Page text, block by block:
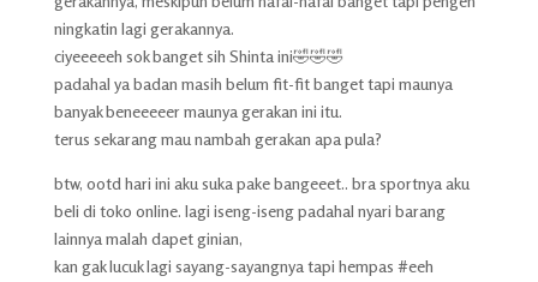
ningkatin lagi gerakannya.
ciyeeeeeh sok banget sih Shinta ini🤣🤣🤣
padahal ya badan masih belum fit-fit banget tapi maunya
banyak beneeeeer maunya gerakan ini itu.
terus sekarang mau nambah gerakan apa pula?
btw, ootd hari ini aku suka pake bangeeet.. bra sportnya aku
beli di toko online. lagi iseng-iseng padahal nyari barang
lainnya malah dapet ginian,
kan gak lucuk lagi sayang-sayangnya tapi hempas #eeh